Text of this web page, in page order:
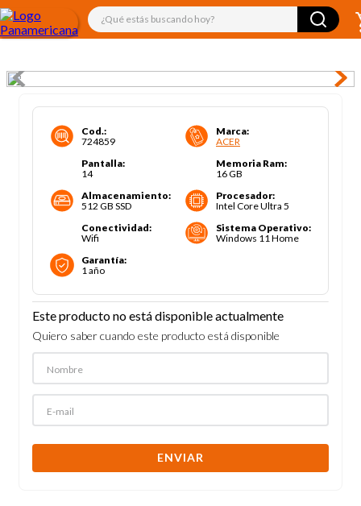
¿Qué estás buscando hoy?
Cod.:
724859
Marca:
ACER
Pantalla:
14
Memoria Ram:
16 GB
Almacenamiento:
512 GB SSD
Procesador:
Intel Core Ultra 5
Conectividad:
Wifi
Sistema Operativo:
Windows 11 Home
Garantía:
1 año
Este producto no está disponible actualmente
Quiero saber cuando este producto está disponible
ENVIAR